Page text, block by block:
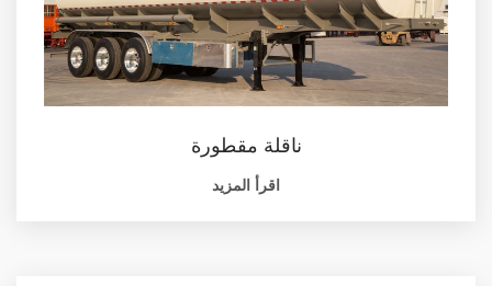
ناقلة مقطورة
اقرأ المزيد